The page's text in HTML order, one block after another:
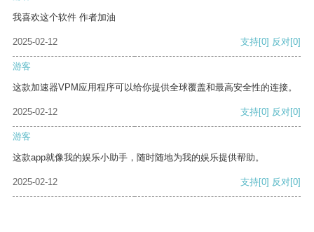
我喜欢这个软件 作者加油
2025-02-12 支持[0] 反对[0]
游客
这款加速器VPM应用程序可以给你提供全球覆盖和最高安全性的连接。
2025-02-12 支持[0] 反对[0]
游客
这款app就像我的娱乐小助手，随时随地为我的娱乐提供帮助。
2025-02-12 支持[0] 反对[0]